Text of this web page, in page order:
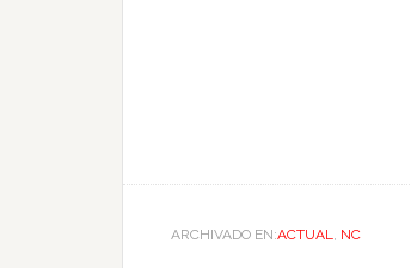
ARCHIVADO EN:ACTUAL, NC